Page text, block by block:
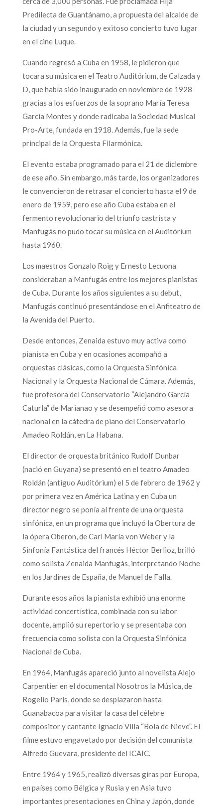
Predilecta de Guantánamo, a propuesta del alcalde de
la ciudad y un segundo y exitoso concierto tuvo lugar
en el cine Luque.
Cuando regresó a Cuba en 1958, le pidieron que
tocara su música en el Teatro Auditórium, de Calzada y
D, que había sido inaugurado en noviembre de 1928
gracias a los esfuerzos de la soprano María Teresa
García Montes y donde radicaba la Sociedad Musical
Pro-Arte, fundada en 1918. Además, fue la sede
principal de la Orquesta Filarmónica.
El evento estaba programado para el 21 de diciembre
de ese año. Sin embargo, más tarde, los organizadores
le convencieron de retrasar el concierto hasta el 9 de
enero de 1959, pero ese año Cuba estaba en el
fermento revolucionario del triunfo castrista y
Manfugás no pudo tocar su música en el Auditórium
hasta 1960.
Los maestros Gonzalo Roig y Ernesto Lecuona
consideraban a Manfugás entre los mejores pianistas
de Cuba. Durante los años siguientes a su debut,
Manfugás continuó presentándose en el Anfiteatro de
la Avenida del Puerto.
Desde entonces, Zenaida estuvo muy activa como
pianista en Cuba y en ocasiones acompañó a
orquestas clásicas, como la Orquesta Sinfónica
Nacional y la Orquesta Nacional de Cámara. Además,
fue profesora del Conservatorio “Alejandro García
Caturla” de Marianao y se desempeñó como asesora
nacional en la cátedra de piano del Conservatorio
Amadeo Roldán, en La Habana.
El director de orquesta británico Rudolf Dunbar
(nació en Guyana) se presentó en el teatro Amadeo
Roldán (antiguo Auditórium) el 5 de febrero de 1962 y
por primera vez en América Latina y en Cuba un
director negro se ponía al frente de una orquesta
sinfónica, en un programa que incluyó la Obertura de
la ópera Oberon, de Carl María von Weber y la
Sinfonía Fantástica del francés Héctor Berlioz, brilló
como solista Zenaida Manfugás, interpretando Noche
en los Jardines de España, de Manuel de Falla.
Durante esos años la pianista exhibió una enorme
actividad concertística, combinada con su labor
docente, amplió su repertorio y se presentaba con
frecuencia como solista con la Orquesta Sinfónica
Nacional de Cuba.
En 1964, Manfugás apareció junto al novelista Alejo
Carpentier en el documental Nosotros la Música, de
Rogelio París, donde se desplazaron hasta
Guanabacoa para visitar la casa del célebre
compositor y cantante Ignacio Villa “Bola de Nieve”. El
filme estuvo engavetado por decisión del comunista
Alfredo Guevara, presidente del ICAIC.
Entre 1964 y 1965, realizó diversas giras por Europa,
en países como Bélgica y Rusia y en Asia tuvo
importantes presentaciones en China y Japón, donde